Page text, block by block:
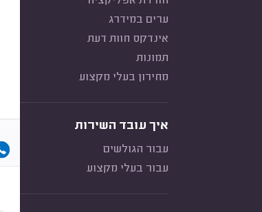
ערים במידרג
אינדקס חוות דעת
תמונות
מחירון בעלי מקצוע
איך עובד השירות
עבור הגולשים
עבור בעלי מקצוע